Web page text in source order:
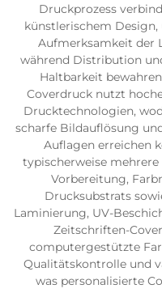
Druckprozess
künstlerischem Design,
Aufmerksamkeit der
während Distribution
Haltbarkeit
Coverdruck nutzt
Drucktechnologien,
scharfe Bildauflösung
Auflagen erreichen
typischerweise
Vorbereitung,
Drucksubstrats
Laminierung, UV-
Zeitschriften-
computergestützte
Qualitätskontrolle und
was personalisierte